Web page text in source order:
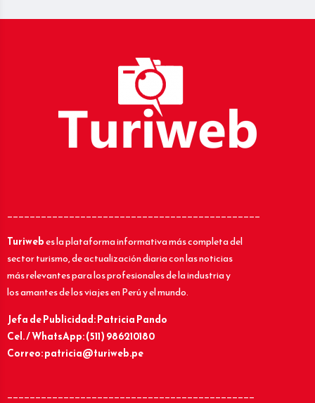
_____________________________________________
Turiwebes la plataforma informativa más completa del
sector turismo, de actualización diaria con las noticias
más relevantes para los profesionales de la industria y
los amantes de los viajes en Perú y el mundo.
Jefa de Publicidad: Patricia Pando
Cel. / WhatsApp: (511) 986210180
Correo: patricia@turiweb.pe
____________________________________________